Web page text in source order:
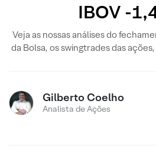
IBOV -
Veja as nossas análises do
da Bolsa, os swingtrades das
Gilberto Coelho
Analista de Ações